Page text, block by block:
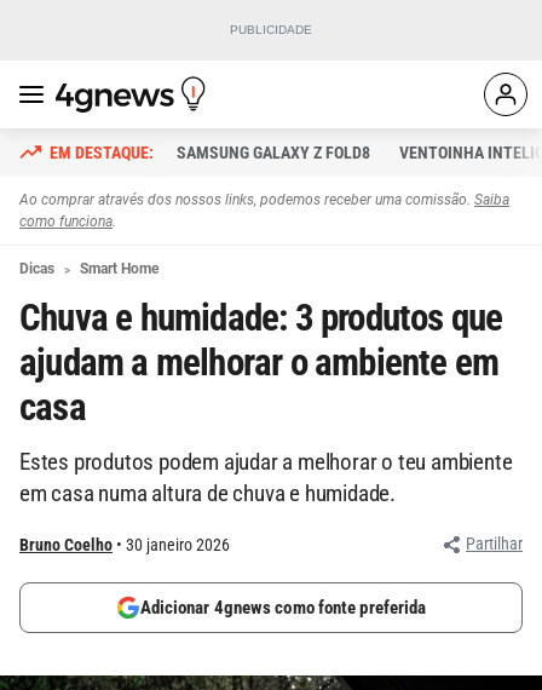
SAMSUNG GALAXY Z FOLD8 VENTOINHA
Ao comprar através dos nossos links, podemos receber uma comissão. Saiba
como funciona.
Dicas Smart Home
Chuva e humidade: 3 produtos que
ajudam a melhorar o ambiente em
casa
Estes produtos podem ajudar a melhorar o teu ambiente
em casa numa altura de chuva e humidade.
Bruno Coelho 30 janeiro 2026 Partilhar
Adicionar 4gnews como fonte preferida